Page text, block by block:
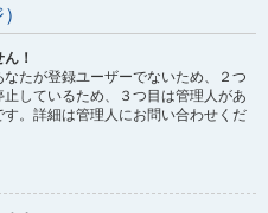
！
たが登録ユーザーでないため、２つ
しているため、３つ目は管理人があ
。詳細は管理人にお問い合わせくだ